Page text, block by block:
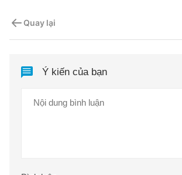
Quay lại
Ý kiến của bạn